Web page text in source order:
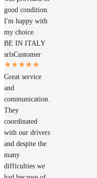
good condition.
I'm happy with
my choice.
BE IN ITALY
srlsCustomer
Great service
and
communication.
They
coordinated
with our drivers
and despite the
many
difficulties we